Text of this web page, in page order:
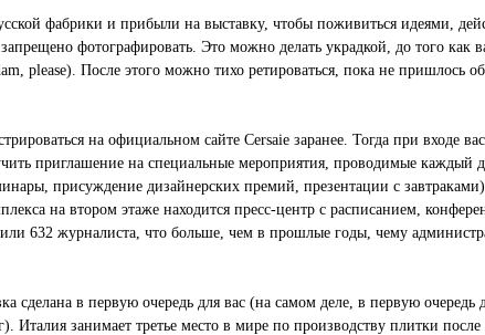
фабрики и прибыли на выставку, чтобы поживиться идеями,
фотографировать. Это можно делать украдкой, до того как
please). После этого можно тихо ретироваться, пока не пришлось
на официальном сайте Cersaie заранее. Тогда при входе
приглашение на специальные мероприятия, проводимые каждый
присуждение дизайнерских премий, презентации с
на втором этаже находится пресс-центр с расписанием,
632 журналиста, что больше, чем в прошлые годы, чему
сделана в первую очередь для вас (на самом деле, в первую очередь
Италия занимает третье место в мире по производству плитки